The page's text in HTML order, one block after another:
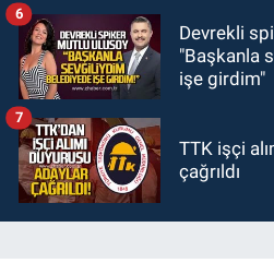
Devrekli
"Başkanla
işe girdim"
6
TTK işçi
çağrıldı
7